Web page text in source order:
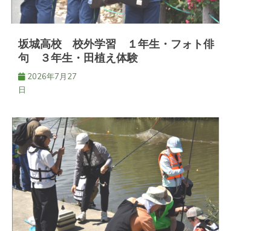
坂城高校 校外学習 １年生・フォト俳
句 ３年生・田植え体験
2026年7月27
日